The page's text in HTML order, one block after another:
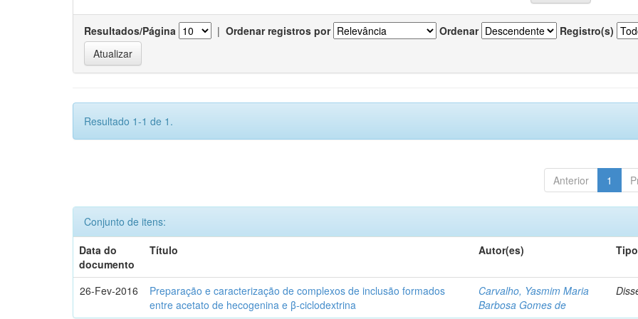
Resultados/Página | Ordenar registros por Ordenar Registro(s)
Resultado 1-1 de 1.
Anterior 1
Conjunto de itens:
Data do
documento
Título Autor(es) Tipo
26-Fev-2016
Preparação e caracterização de complexos de inclusão formados
entre acetato de hecogenina e β-ciclodextrina
Carvalho, Yasmim Maria
Barbosa Gomes de